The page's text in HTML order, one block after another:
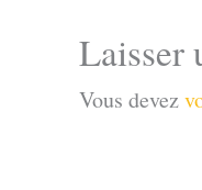
Laisser
Vous devez